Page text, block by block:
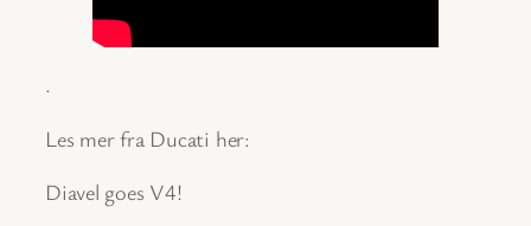
.
Les mer fra Ducati her:
Diavel goes V4!